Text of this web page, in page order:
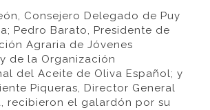
Consejero Delegado de Puy
Pedro Barato, Presidente de
Agraria de Jóvenes
de la Organización
del Aceite de Oliva Español; y
Piqueras, Director General
recibieron el galardón por su